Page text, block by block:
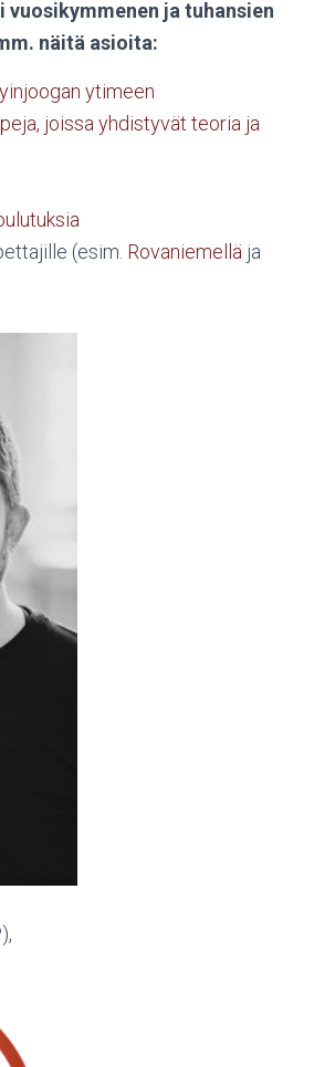
ja tuhansien
näitä asioita:
ytimeen
joissa yhdistyvät teoria ja
(esim. Rovaniemellä ja